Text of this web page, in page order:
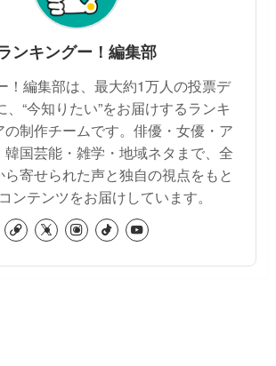
ンキングー！編集部
！編集部は、最大約1万人の投票デ
、“今知りたい”をお届けするランキ
の制作チームです。俳優・女優・ア
韓国芸能・雑学・地域ネタまで、全
寄せられた声と独自の視点をもと
ンテンツをお届けしています。